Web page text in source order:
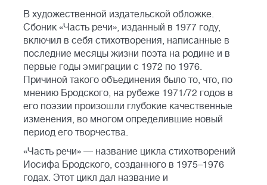
В художественной издательской обложке.
Сбоник «Часть речи», изданный в 1977 году,
включил в себя стихотворения, написанные в
последние месяцы жизни поэта на родине и в
первые годы эмиграции с 1972 по 1976.
Причиной такого объединения было то, что, по
мнению Бродского, на рубеже 1971/72 годов в
его поэзии произошли глубокие качественные
изменения, во многом определившие новый
период его творчества.
«Часть речи» — название цикла стихотворений
Иосифа Бродского, созданного в 1975–1976
годах. Этот цикл дал название и